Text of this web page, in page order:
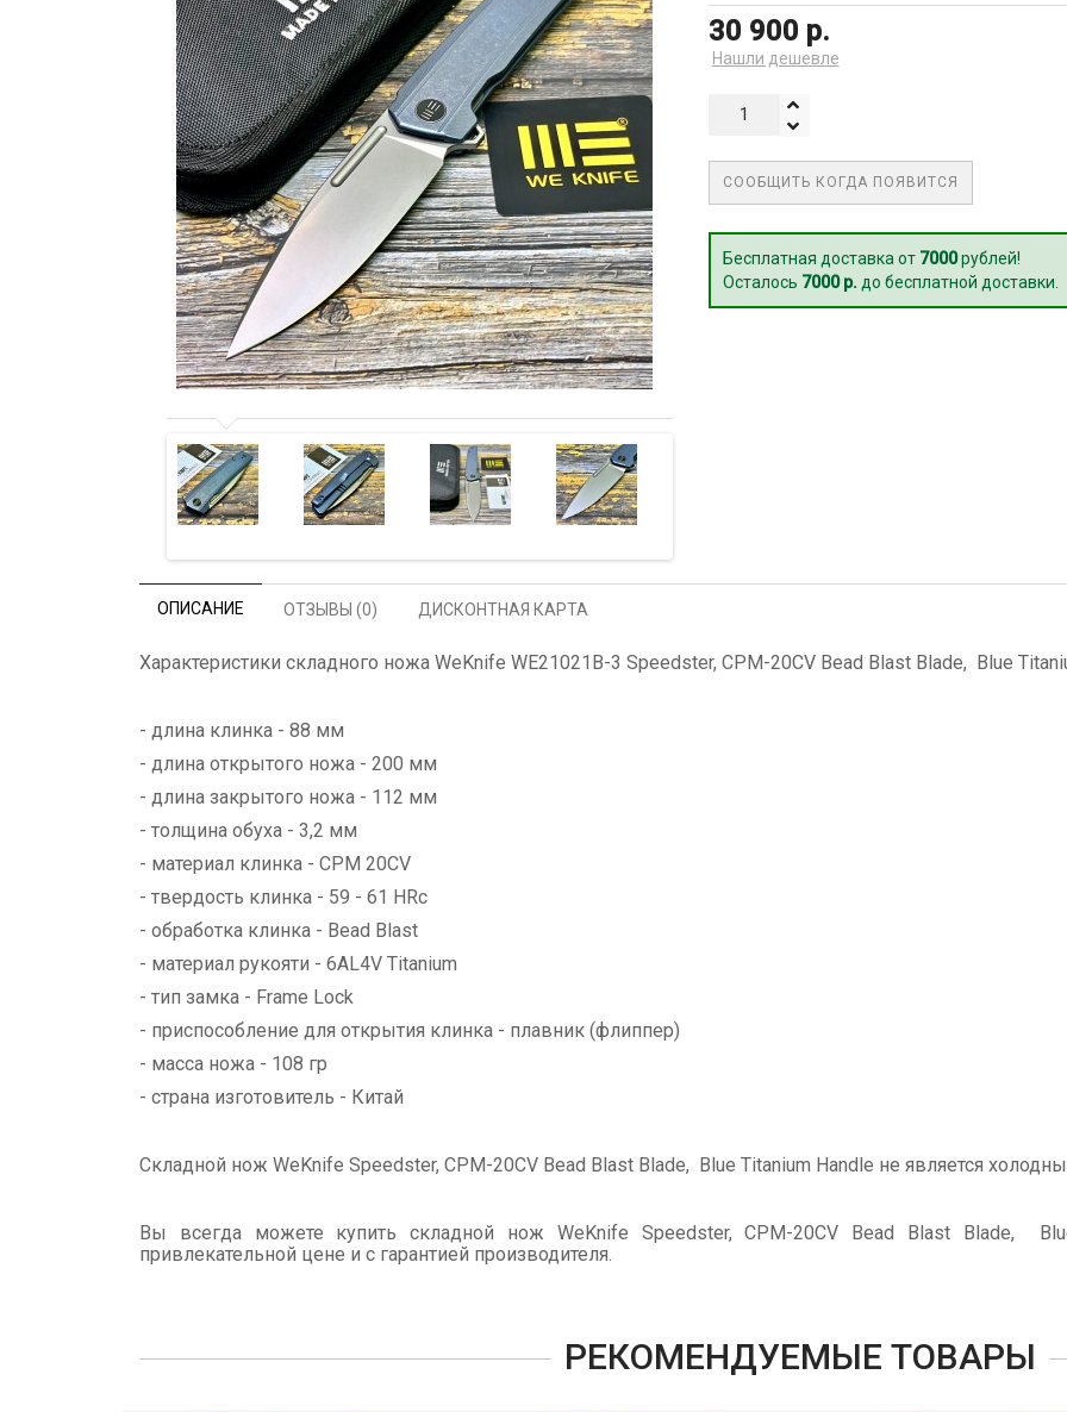
30 900 р.
Нашли дешевле
СООБЩИТЬ КОГДА ПОЯВИТСЯ
Бесплатная доставка от 7000рублей!
Осталось 7000 р. до бесплатной доставки.
ОПИСАНИЕ ОТЗЫВЫ (0) ДИСКОНТНАЯ КАРТА
Характеристики складного ножа WeKnife WE21021B-3 Speedster, CPM-20CV Bead Blast Blade, Blue
- длина клинка - 88 мм
- длина открытого ножа - 200 мм
- длина закрытого ножа - 112 мм
- толщина обуха - 3,2 мм
- материал клинка - CPM 20CV
- твердость клинка - 59 - 61 HRc
- обработка клинка - Bead Blast
- материал рукояти - 6AL4V Titanium
- тип замка - Frame Lock
- приспособление для открытия клинка - плавник (флиппер)
- масса ножа - 108 гр
- страна изготовитель - Китай
Складной нож WeKnife Speedster, CPM-20CV Bead Blast Blade, Blue Titanium Handle не является
Вы всегда можете купить складной нож WeKnife Speedster, CPM-20CV Bead Blast Blade,
привлекательной цене и с гарантией производителя.
РЕКОМЕНДУЕМЫЕ ТОВАРЫ